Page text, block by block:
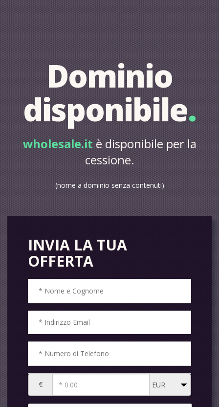
Dominio
disponibile.
wholesale.itè disponibile per la
cessione.
(nome a dominio senza contenuti)
INVIA LA TUA
OFFERTA
€